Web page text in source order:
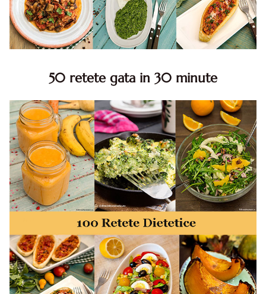
50 retete gata in 30 minute
minute. Retete rapide. Retete rapide de mancare. Idei
retete mancare rapid